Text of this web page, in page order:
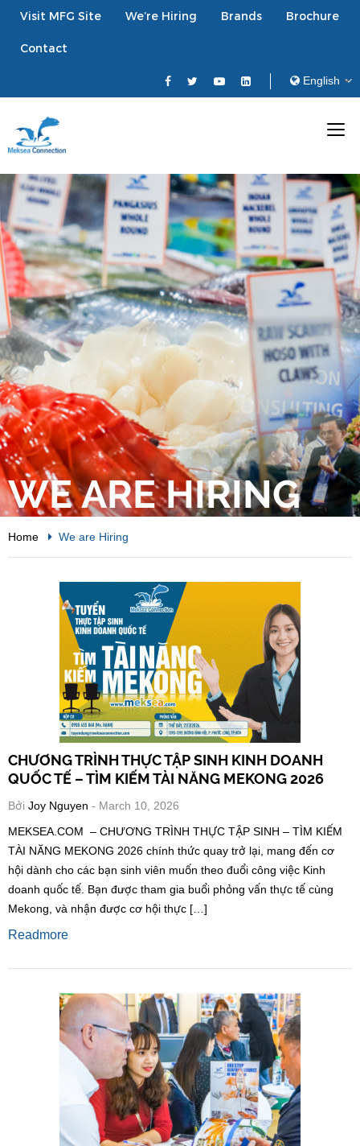
Visit MFG Site We’re Hiring Brands Brochure
Contact
WE ARE HIRING
Home We are Hiring
CHƯƠNG TRÌNH THỰC TẬP SINH KINH DOANH
QUỐC TẾ – TÌM KIẾM TÀI NĂNG MEKONG 2026
Bởi Joy Nguyen - March 10, 2026
MEKSEA.COM – CHƯƠNG TRÌNH THỰC TẬP SINH – TÌM KIẾM
TÀI NĂNG MEKONG 2026 chính thức quay trở lại, mang đến cơ
hội dành cho các bạn sinh viên muốn theo đuổi công việc Kinh
doanh quốc tế. Bạn được tham gia buổi phỏng vấn thực tế cùng
Mekong, và nhận được cơ hội thực […]
Readmore